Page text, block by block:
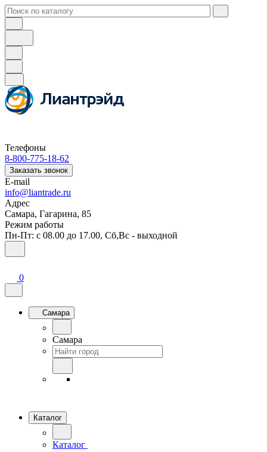
Телефоны
8-800-775-18-62
Заказать звонок
E-mail
info@liantrade.ru
Адрес
Самара, Гагарина, 85
Режим работы
Пн-Пт: c 08.00 до 17.00, Cб,Вс - выходной
0
Самара
Самара
Каталог
Каталог